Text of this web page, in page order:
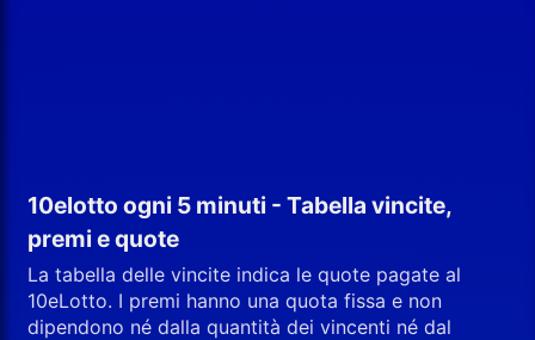
10elotto ogni 5 minuti - Tabella vincite,
premi e quote
La tabella delle vincite indica le quote pagate al
10eLotto. I premi hanno una quota fissa e non
dipendono né dalla quantità dei vincenti né dal